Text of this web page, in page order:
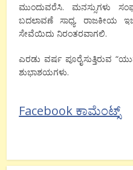
ಮುಂದುವರೆಸಿ. ಮನಸ್ಸುಗಳು
ಬದಲಾವಣೆ ಸಾಧ್ಯ. ರಾಜಕೀಯ
ಸೇವೆಯಿದು ನಿರಂತರವಾಗಲಿ.
ಎರಡು ವರ್ಷ ಪೂರೈಸುತ್ತಿರುವ
ಶುಭಾಶಯಗಳು.
Facebook ಕಾಮೆಂಟ್ಸ್